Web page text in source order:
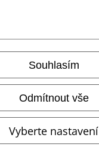
Souhlasím
Odmítnout vše
Vyberte nastavení